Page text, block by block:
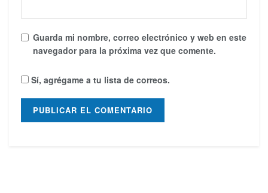
Guarda mi nombre, correo electrónico y web en este
navegador para la próxima vez que comente.
Sí, agrégame a tu lista de correos.